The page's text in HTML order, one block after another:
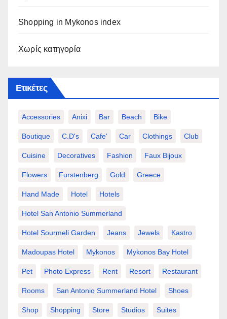
Shopping in Mykonos index
Χωρίς κατηγορία
Ετικέτες
Accessories Anixi Bar Beach Bike
Boutique C.d's Cafe' Car Clothings Club
Cuisine Decoratives Fashion Faux Bijoux
Flowers Furstenberg Gold Greece
Hand Made Hotel Hotels
Hotel San Antonio Summerland
Hotel Sourmeli Garden Jeans Jewels Kastro
Madoupas Hotel Mykonos Mykonos Bay Hotel
Pet Photo Express Rent Resort Restaurant
Rooms San Antonio Summerland Hotel Shoes
Shop Shopping Store Studios Suites